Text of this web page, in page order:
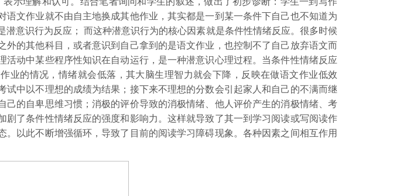
语文作业就不由自主地换成其他作业，其实都是一到某一条件下自己也不知道为
潜意识行为反应；
而这种潜意识行为的核心因素就是条件性情绪反应。很多时候
外的其他科目，或者意识到自己拿到的是语文作业，也控制不了自己放弃语文而
活动中某些程序性知识在自动运行，是一种潜意识心理过程。当条件性情绪反应
业的情况，情绪就会低落，其大脑生理智力就会下降，反映在做语文作业低效
试中以不理想的成绩为结果；接下来不理想的分数会引起家人和自己的不满而继
己的自卑思维习惯；消极的评价导致的消极情绪、他人评价产生的消极情绪、考
剧了条件性情绪反应的强度和影响力。这样就导致了其一到学习阅读或写阅读作
。以此不断增强循环，导致了目前的阅读学习障碍现象。各种因素之间相互作用